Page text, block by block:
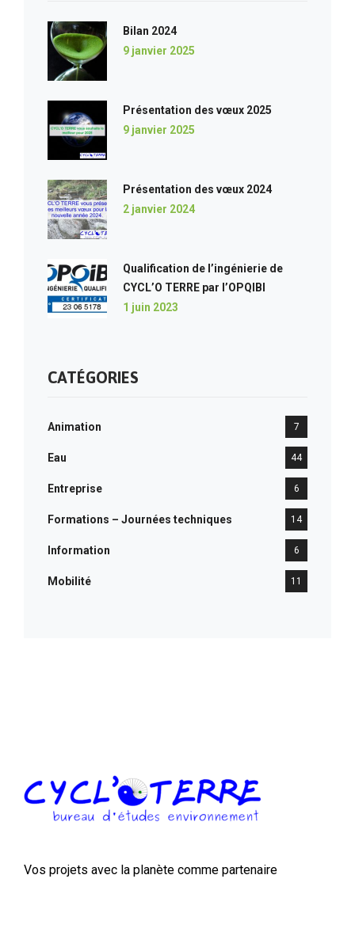
Bilan 2024
9 janvier 2025
Présentation des vœux 2025
9 janvier 2025
Présentation des vœux 2024
2 janvier 2024
Qualification de l’ingénierie de
CYCL’O TERRE par l’OPQIBI
1 juin 2023
CATÉGORIES
Animation 7
Eau 44
Entreprise 6
Formations – Journées techniques 14
Information 6
Mobilité 11
Vos projets avec la planète comme partenaire